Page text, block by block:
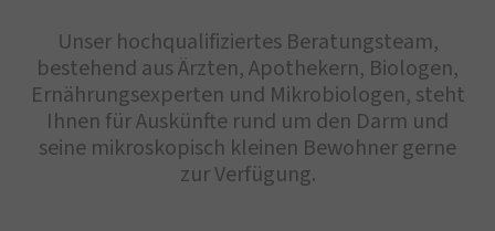
Unser hochqualifiziertes Beratungsteam,
bestehend aus Ärzten, Apothekern, Biologen,
Ernährungsexperten und Mikrobiologen, steht
Ihnen für Auskünfte rund um den Darm und
seine mikroskopisch kleinen Bewohner gerne
zur Verfügung.